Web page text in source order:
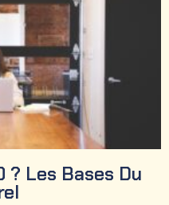
? Les Bases Du